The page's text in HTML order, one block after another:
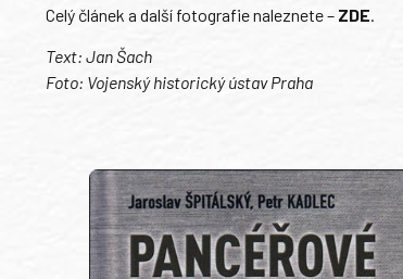
Celý článek a další fotografie naleznete – ZDE
Text: Jan Šach
Foto: Vojenský historický ústav Praha